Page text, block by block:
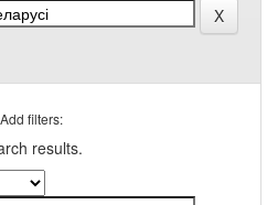
Add filters:
results.